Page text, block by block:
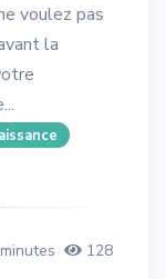
voulez pas
la
128